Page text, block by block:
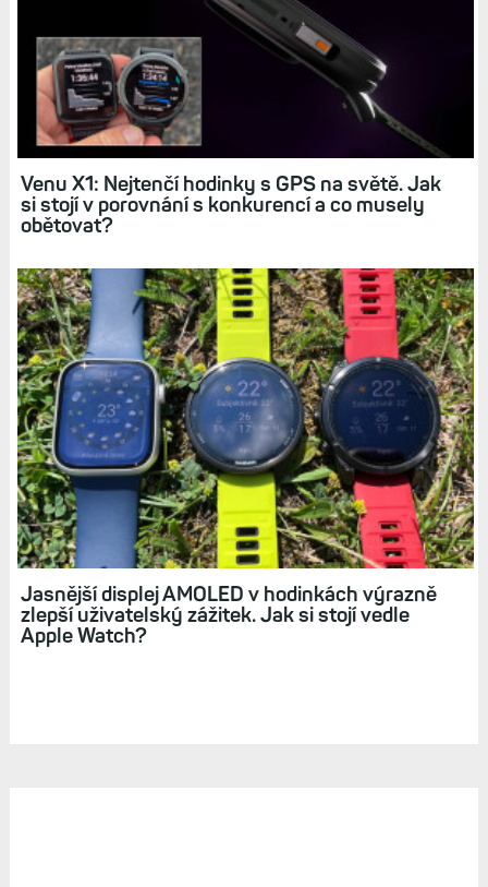
Venu X1: Nejtenčí hodinky s GPS na světě. Jak
si stojí v porovnání s konkurencí a co musely
obětovat?
Jasnější displej AMOLED v hodinkách výrazně
zlepší uživatelský zážitek. Jak si stojí vedle
Apple Watch?